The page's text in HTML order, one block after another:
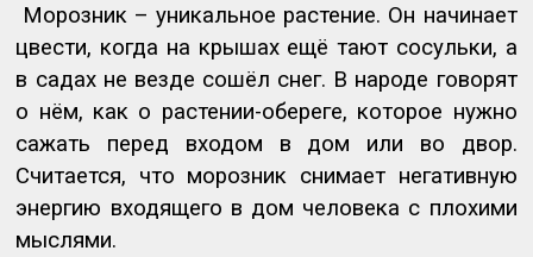
Морозник – уникальное растение. Он начинает
цвести, когда на крышах ещё тают сосульки, а
в садах не везде сошёл снег. В народе говорят
о нём, как о растении-обереге, которое нужно
сажать перед входом в дом или во двор.
Считается, что морозник снимает негативную
энергию входящего в дом человека с плохими
мыслями.